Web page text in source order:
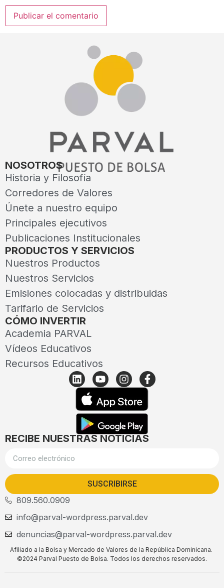
NOSOTROS
Historia y Filosofía
Corredores de Valores
Únete a nuestro equipo
Principales ejecutivos
Publicaciones Institucionales
PRODUCTOS Y SERVICIOS
Nuestros Productos
Nuestros Servicios
Emisiones colocadas y distribuidas
Tarifario de Servicios
CÓMO INVERTIR
Academia PARVAL
Vídeos Educativos
Recursos Educativos
RECIBE NUESTRAS NOTICIAS
SUSCRIBIRSE
809.560.0909
info@parval-wordpress.parval.dev
denuncias@parval-wordpress.parval.dev
Afiliado a la Bolsa y Mercado de Valores de la República Dominicana.
©2024 Parval Puesto de Bolsa. Todos los derechos reservados.